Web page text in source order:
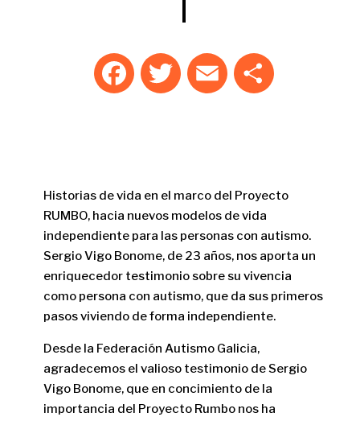
F
a
o
o
k
T
w
E
m
ti
Historias de vida en el marco del Proyecto
RUMBO, hacia nuevos modelos de vida
independiente para las personas con autismo.
Sergio Vigo Bonome, de 23 años, nos aporta un
enriquecedor testimonio sobre su vivencia
como persona con autismo, que da sus primeros
pasos viviendo de forma independiente.
Desde la Federación Autismo Galicia,
agradecemos el valioso testimonio de Sergio
Vigo Bonome, que en concimiento de la
importancia del Proyecto Rumbo nos ha